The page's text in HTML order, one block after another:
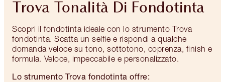
Trova Tonalità Di Fondotinta
Scopri il fondotinta ideale con lo strumento Trova
fondotinta. Scatta un selfie e rispondi a qualche
domanda veloce su tono, sottotono, coprenza, finish e
formula. Veloce, impeccabile e personalizzato.
Lo strumento Trova fondotinta offre: